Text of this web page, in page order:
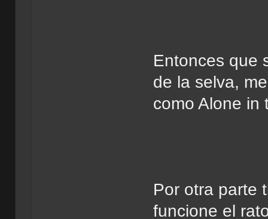
Entonces que
de la selva,
como Alone in
Por otra parte
funcione el